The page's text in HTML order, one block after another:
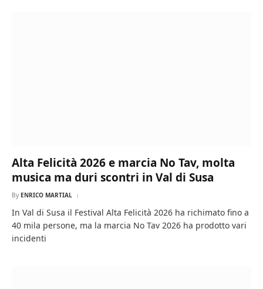
Alta Felicità 2026 e marcia No Tav, molta
musica ma duri scontri in Val di Susa
By ENRICO MARTIAL
In Val di Susa il Festival Alta Felicità 2026 ha richimato fino a
40 mila persone, ma la marcia No Tav 2026 ha prodotto vari
incidenti